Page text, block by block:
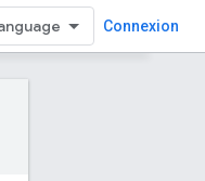
Connexion